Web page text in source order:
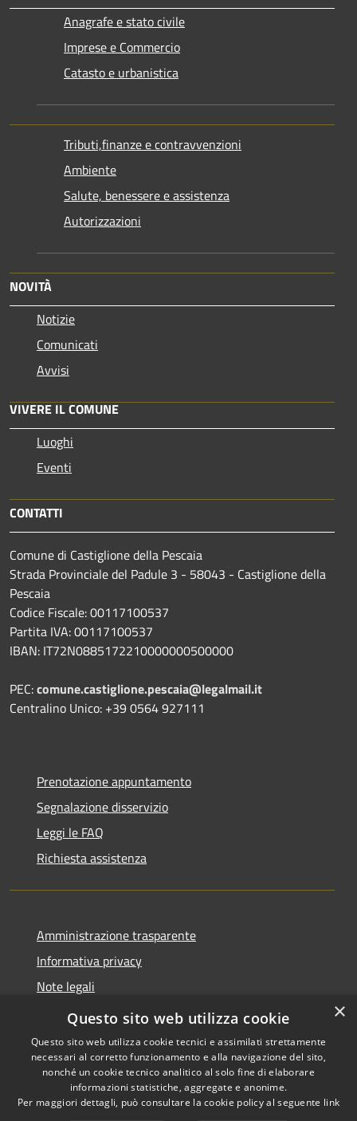
Anagrafe e stato civile
Imprese e Commercio
Catasto e urbanistica
Tributi,finanze e contravvenzioni
Ambiente
Salute, benessere e assistenza
Autorizzazioni
NOVITÀ
Notizie
Comunicati
Avvisi
VIVERE IL COMUNE
Luoghi
Eventi
CONTATTI
Comune di Castiglione della Pescaia
Strada Provinciale del Padule 3 - 58043 - Castiglione della
Pescaia
Codice Fiscale: 00117100537
Partita IVA: 00117100537
IBAN: IT72N0885172210000000500000
PEC:comune.castiglione.pescaia@legalmail.it
Centralino Unico: +39 0564 927111
Prenotazione appuntamento
Segnalazione disservizio
Leggi le FAQ
Richiesta assistenza
Amministrazione trasparente
Informativa privacy
Note legali
Dichiarazione di accessibilità
Accessibilità
Copyright © 2026 • Comune di
Castiglione della Pescaia •
×
Questo sito web utilizza cookie
Questo sito web utilizza cookie tecnici e assimilati strettamente
necessari al corretto funzionamento e alla navigazione del sito,
nonché un cookie tecnico analitico al solo fine di elaborare
informazioni statistiche, aggregate e anonime.
Per maggiori dettagli, può consultare la cookie policy al seguente link